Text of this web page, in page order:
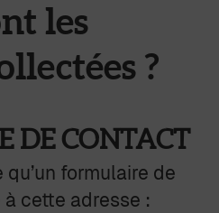
les
?
DE CONTACT
formulaire de
cette adresse :